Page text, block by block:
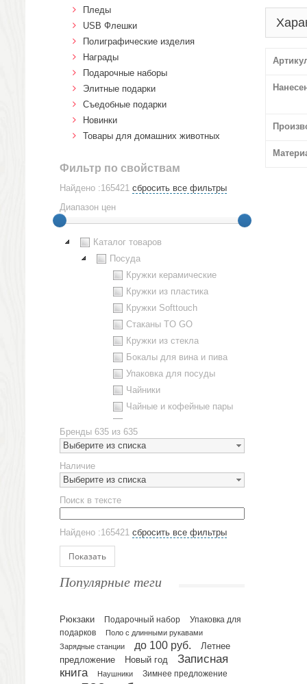
Пледы
USB Флешки
Полиграфические изделия
Награды
Подарочные наборы
Элитные подарки
Cъедобные подарки
Новинки
Товары для домашних животных
Фильтр по свойствам
Найдено :165421 сбросить все фильтры
Диапазон цен
Каталог товаров
Посуда
Кружки керамические
Кружки из пластика
Кружки Softtouch
Стаканы TO GO
Кружки из стекла
Бокалы для вина и пива
Упаковка для посуды
Чайники
Чайные и кофейные пары
Наборы посуды
Предметы сервировки
Стаканы
Эко кружки
ЕВРОПОСУДА
Аксессуары
Ежедневники и блокноты
Датированные ежедневники
Планинги и телефонные книжки
Планинги датированные
Планинги недатированные
Телефонные книжки
Бренды 635 из 635
Выберите из списка
Наличие
Выберите из списка
Поиск в тексте
Найдено :165421 сбросить все фильтры
Показать
Популярные теги
Рюкзаки Подарочный набор
Упаковка для
подарков
Поло с длинными рукавами
Зарядные станции
до 100 руб.
Летнее
предложение
Новый год
Записная
книга
Наушники Зимнее предложение